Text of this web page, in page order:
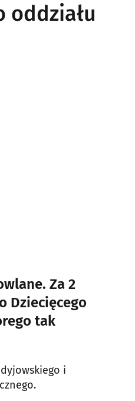
oddziału
Za 2
Dziecięcego
tak
i